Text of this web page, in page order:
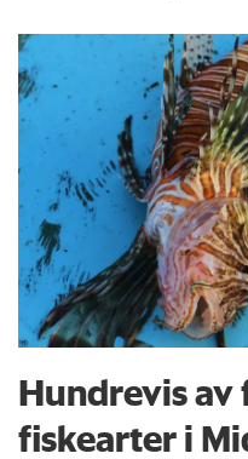
Hundrevis av
fiskearter i